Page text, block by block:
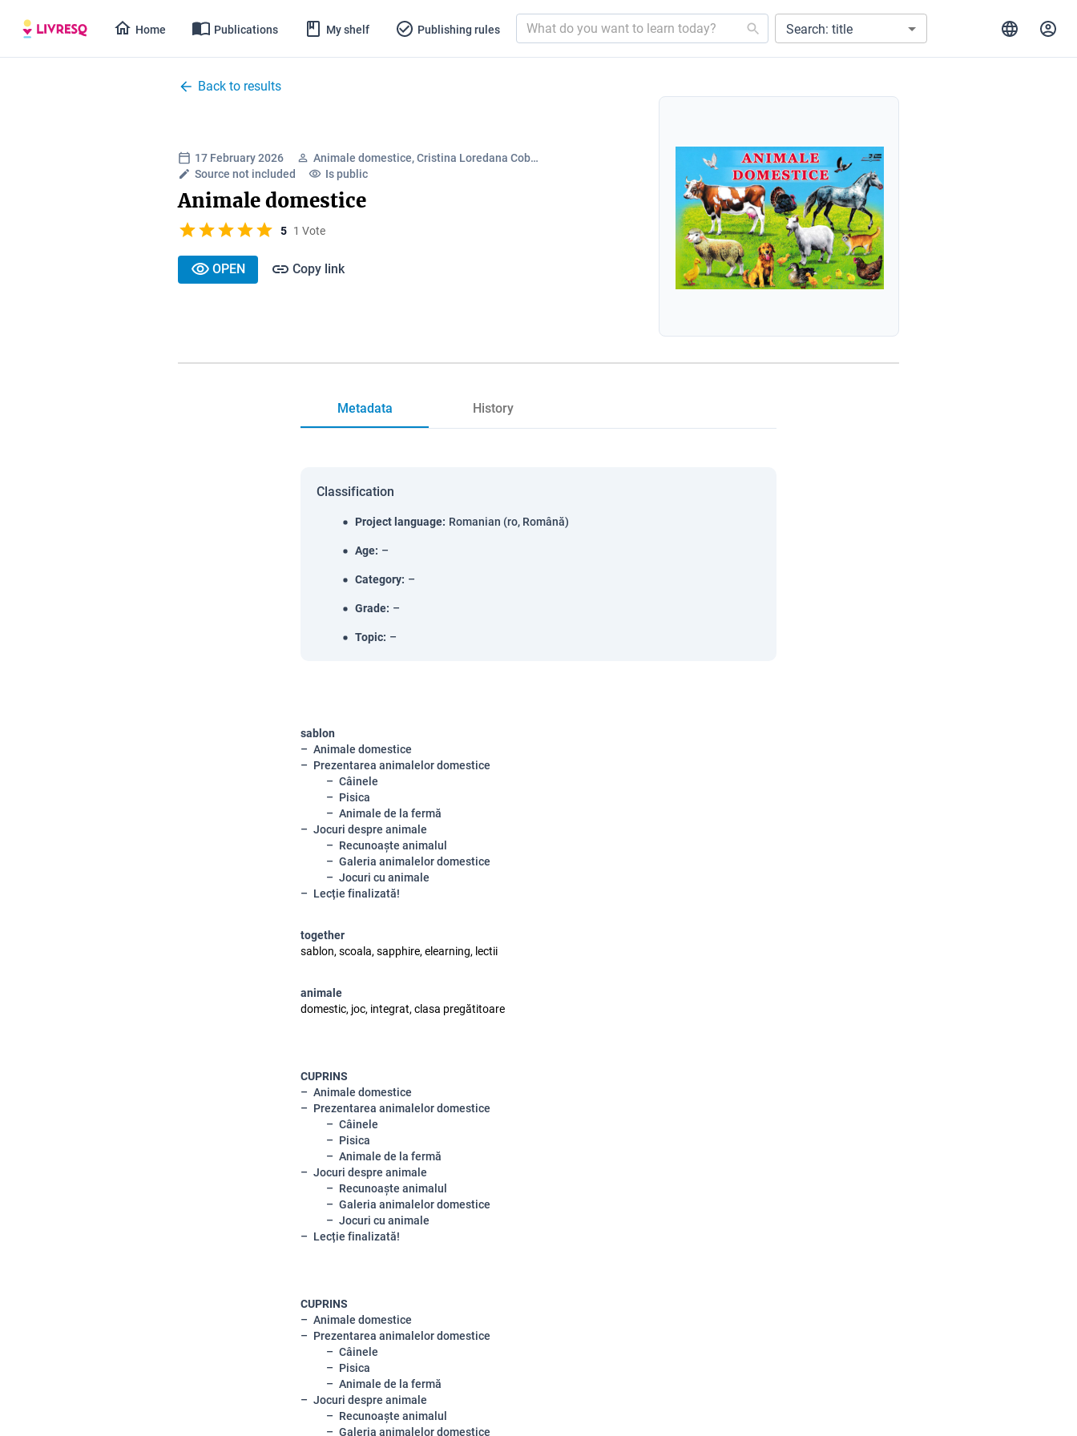
Home Publications My shelf Publishing rules Search: title
Back to results
17 February 2026
Animale domestice, Cristina Loredana Cob…
Source not included
Is public
Animale domestice
5 1 Vote
OPEN Copy link
Metadata History
Classification
Project language: Romanian (ro, Română)
Age: –
Category: –
Grade: –
Topic: –
sablon
Animale domestice
Prezentarea animalelor domestice
Câinele
Pisica
Animale de la fermă
Jocuri despre animale
Recunoaște animalul
Galeria animalelor domestice
Jocuri cu animale
Lecție finalizată!
together
sablon, scoala, sapphire, elearning, lectii
animale
domestic, joc, integrat, clasa pregătitoare
CUPRINS
Animale domestice
Prezentarea animalelor domestice
Câinele
Pisica
Animale de la fermă
Jocuri despre animale
Recunoaște animalul
Galeria animalelor domestice
Jocuri cu animale
Lecție finalizată!
CUPRINS
Animale domestice
Prezentarea animalelor domestice
Câinele
Pisica
Animale de la fermă
Jocuri despre animale
Recunoaște animalul
Galeria animalelor domestice